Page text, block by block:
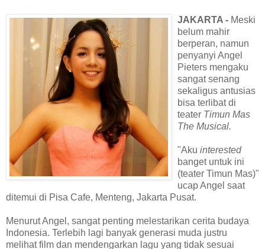
JAKARTA - Meski
belum mahir
berperan, namun
penyanyi Angel
Pieters mengaku
sangat senang
sekaligus antusias
bisa terlibat di
teater Timun Mas
The Musical.
"Aku interested
banget untuk ini
(teater Timun Mas)"
ucap Angel saat
ditemui di Pisa Cafe, Menteng, Jakarta Pusat.
Menurut Angel, sangat penting melestarikan cerita budaya
Indonesia. Terlebih lagi banyak generasi muda justru
melihat film dan mendengarkan lagu yang tidak sesuai